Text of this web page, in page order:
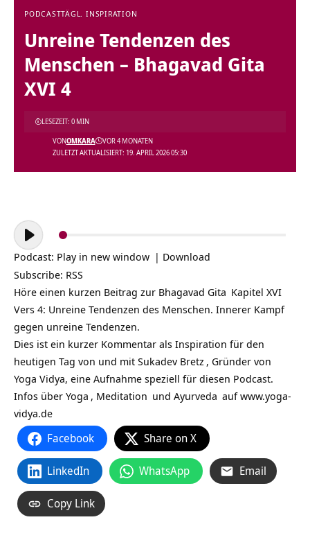
PODCASTTÄGL. INSPIRATION
Unreine Tendenzen des
Menschen – Bhagavad Gita
XVI 4
ZULETZT AKTUALISIERT: 19. APRIL 2026 05:30
VONOMKARA VOR 4 MONATEN
LESEZEIT: 0 MIN
Audio-
Player
Podcast: Play in new window | Download
Subscribe: RSS
Höre einen kurzen Beitrag zur Bhagavad Gita Kapitel XVI
Vers 4: Unreine Tendenzen des Menschen. Innerer Kampf
gegen unreine Tendenzen.
Dies ist ein kurzer Kommentar als Inspiration für den
heutigen Tag von und mit Sukadev Bretz , Gründer von
Yoga Vidya, eine Aufnahme speziell für diesen Podcast.
Infos über Yoga , Meditation und Ayurveda aufwww.yoga-
vidya.de
Facebook Share on X
LinkedIn WhatsApp Email
Copy Link